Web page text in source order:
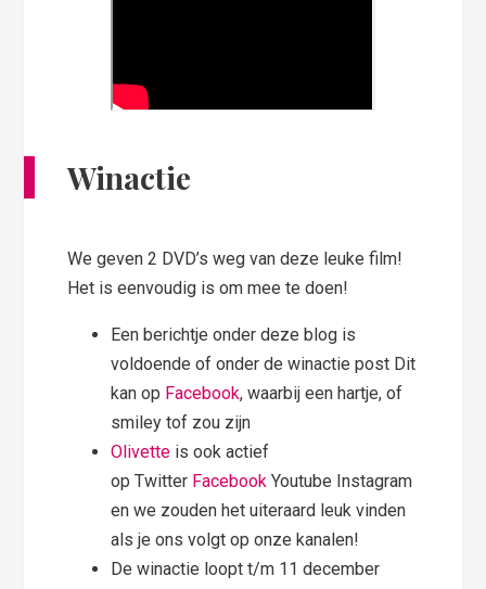
Winactie
We geven 2 DVD’s weg van deze leuke film!
Het is eenvoudig is om mee te doen!
Een berichtje onder deze blog is
voldoende of onder de winactie post Dit
kan op Facebook, waarbij een hartje, of
smiley tof zou zijn
Olivette is ook actief
op Twitter Facebook Youtube Instagram
en we zouden het uiteraard leuk vinden
als je ons volgt op onze kanalen!
De winactie loopt t/m 11 december